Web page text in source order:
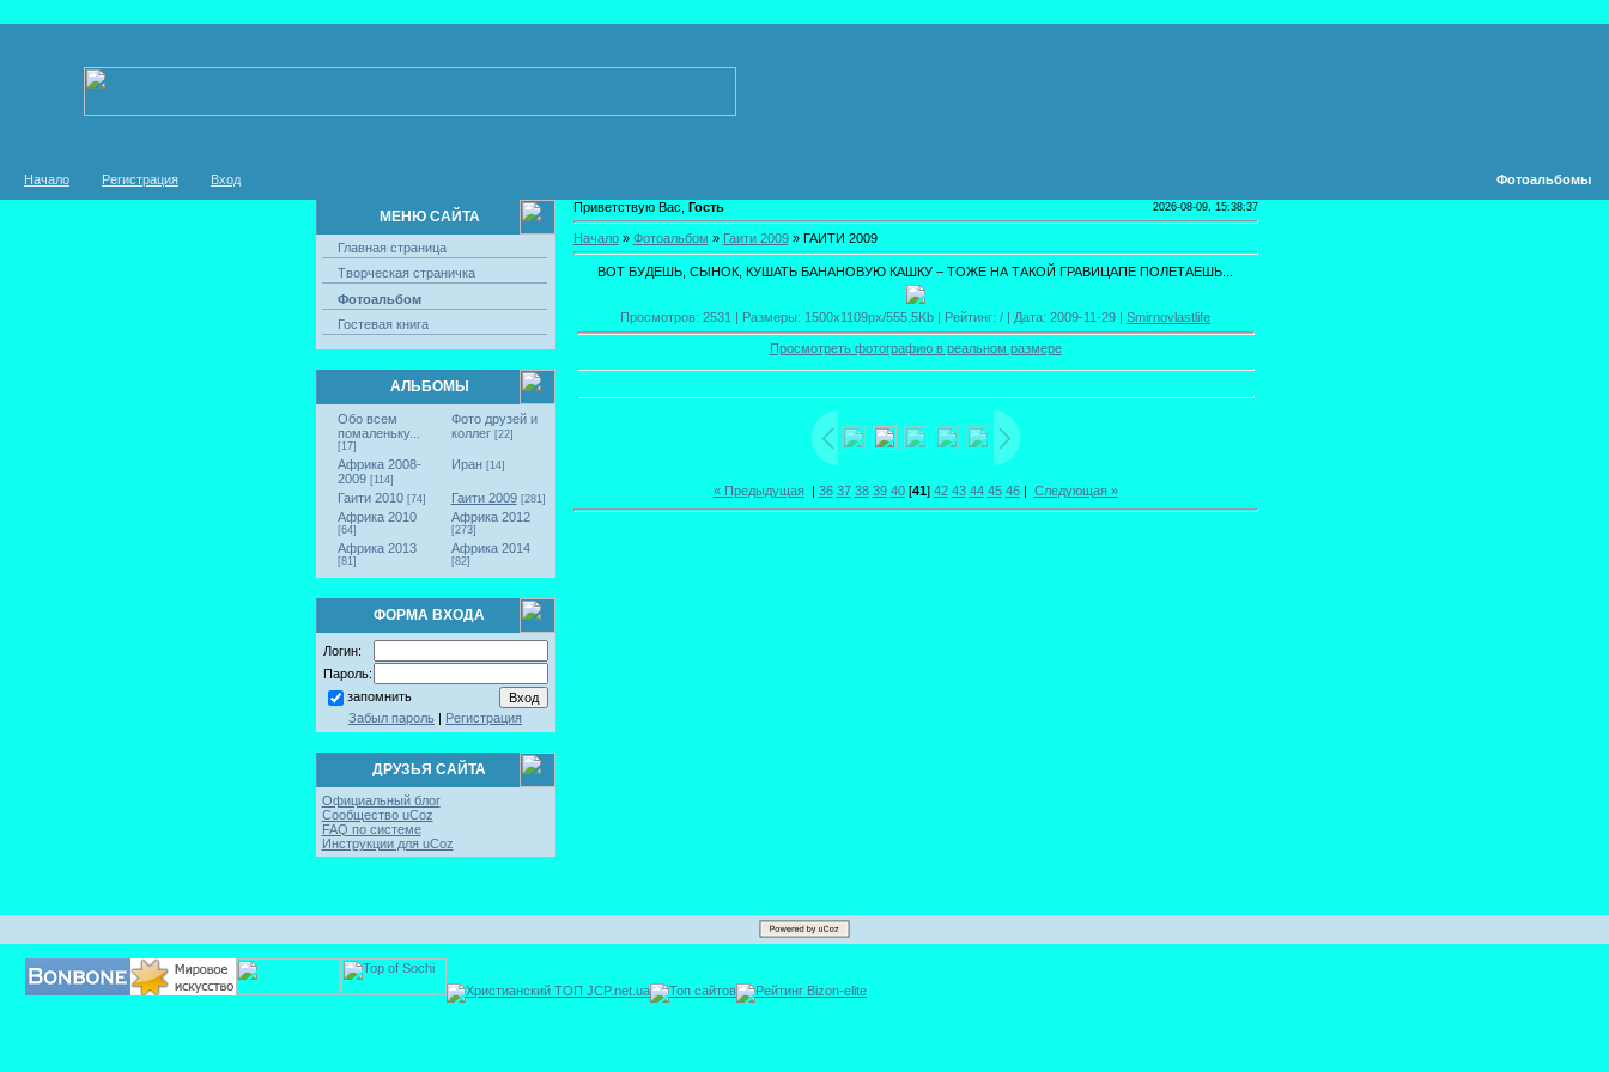
Начало Регистрация Вход Фотоальбомы
МЕНЮ САЙТА
Главная страница
Творческая страничка
Фотоальбом
Гостевая книга
АЛЬБОМЫ
Обо всем
помаленьку...
[17]
Фото друзей и
коллег [22]
Африка 2008-
2009 [114]
Иран [14]
Гаити 2010 [74] Гаити 2009 [281]
Африка 2010
[64]
Африка 2012
[273]
Африка 2013
[81]
Африка 2014
[82]
ФОРМА ВХОДА
Логин:
Пароль:
запомнить
Забыл пароль | Регистрация
ДРУЗЬЯ САЙТА
Официальный блог
Сообщество uCoz
FAQ по системе
Инструкции для uCoz
Приветствую Вас, Гость 2026-08-09, 15:38:37
Начало» Фотоальбом » Гаити 2009» ГАИТИ 2009
ВОТ БУДЕШЬ, СЫНОК, КУШАТЬ БАНАНОВУЮ КАШКУ – ТОЖЕ НА ТАКОЙ ГРАВИЦАПЕ ПОЛЕТАЕШЬ...
Просмотров: 2531 | Размеры: 1500x1109px/555.5Kb | Рейтинг: / | Дата: 2009-11-29 |Smirnovlastlife
Просмотреть фотографию в реальном размере
« Предыдущая| 36 37 38 39 40[41] 42 43 44 45 46| Следующая »